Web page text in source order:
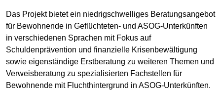
Das Projekt bietet ein niedrigschwelliges Beratungsangebot
für Bewohnende in Geflüchteten- und ASOG-Unterkünften
in verschiedenen Sprachen mit Fokus auf
Schuldenprävention und finanzielle Krisenbewältigung
sowie eigenständige Erstberatung zu weiteren Themen und
Verweisberatung zu spezialisierten Fachstellen für
Bewohnende mit Fluchthintergrund in ASOG-Unterkünften.